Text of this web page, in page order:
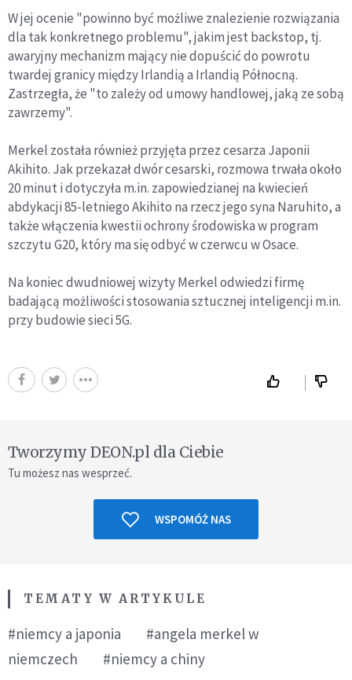
W jej ocenie "powinno być możliwe znalezienie rozwiązania
dla tak konkretnego problemu", jakim jest backstop, tj.
awaryjny mechanizm mający nie dopuścić do powrotu
twardej granicy między Irlandią a Irlandią Północną.
Zastrzegła, że "to zależy od umowy handlowej, jaką ze sobą
zawrzemy".
Merkel została również przyjęta przez cesarza Japonii
Akihito. Jak przekazał dwór cesarski, rozmowa trwała około
20 minut i dotyczyła m.in. zapowiedzianej na kwiecień
abdykacji 85-letniego Akihito na rzecz jego syna Naruhito, a
także włączenia kwestii ochrony środowiska w program
szczytu G20, który ma się odbyć w czerwcu w Osace.
Na koniec dwudniowej wizyty Merkel odwiedzi firmę
badającą możliwości stosowania sztucznej inteligencji m.in.
przy budowie sieci 5G.
Tworzymy DEON.pl dla Ciebie
Tu możesz nas wesprzeć.
WSPOMÓŻ NAS
TEMATY W ARTYKULE
#niemcy a japonia
#angela merkel w
niemczech
#niemcy a chiny